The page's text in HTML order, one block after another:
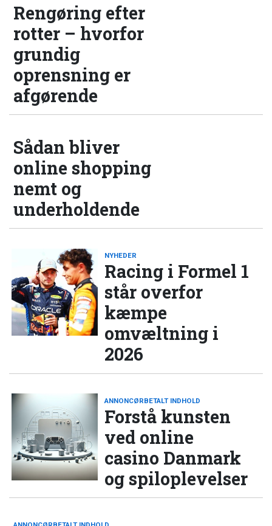
Rengøring efter
rotter – hvorfor
grundig
oprensning er
afgørende
Sådan bliver
online shopping
nemt og
underholdende
NYHEDER
Racing i Formel 1
står overfor
kæmpe
omvæltning i
2026
ANNONCØRBETALT INDHOLD
Forstå kunsten
ved online
casino Danmark
og spiloplevelser